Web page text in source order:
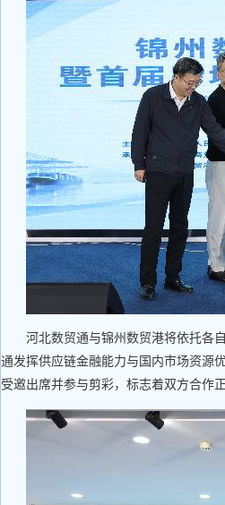
河北数贸通与锦州数贸港将依托各
通发挥供应链金融能力与国内市场资源
受邀出席并参与剪彩，标志着双方合作正